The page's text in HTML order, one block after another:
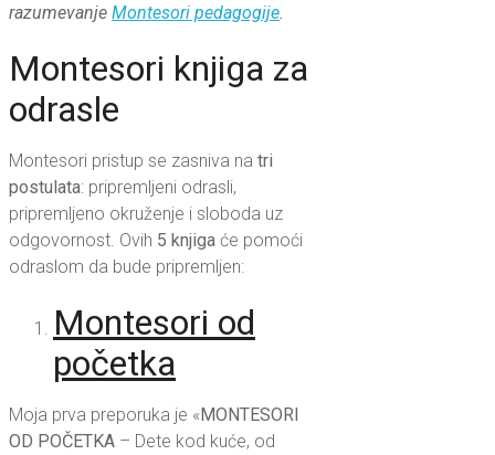
razumevanje Montesori pedagogije
Montesori knjiga za
odrasle
Montesori pristup se zasniva na tri
postulata: pripremljeni odrasli,
pripremljeno okruženje i sloboda uz
odgovornost. Ovih 5 knjiga će pomoći
odraslom da bude pripremljen:
Montesori od
početka
Moja prva preporuka je «MONTESORI
OD POČETKA – Dete kod kuće, od